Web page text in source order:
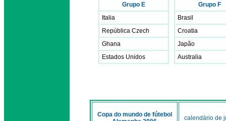
Grupo E
Italia
República Czech
Ghana
Estados Unidos
Grupo F
Brasil
Croatia
Japão
Australia
Copa do mundo de fútebol
calendário de